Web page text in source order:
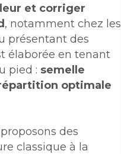
et corriger
, notamment chez les
présentant des
élaborée en tenant
pied : semelle
optimale
des
classique à la